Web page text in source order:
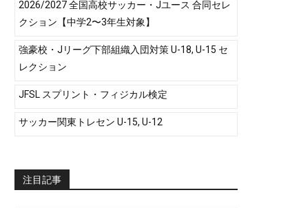
2026/2027 全国高校サッカー・Jユース 合同セレ
クション【中学2〜3年生対象】
強豪校・Jリーグ下部組織入団対策 U-18, U-15 セ
レクション
JFSL スプリント・フィジカル検定
サッカー関東トレセン U-15, U-12
注目記事